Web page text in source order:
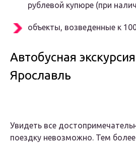
рублевой купюре (при
объекты, возведенные к
Автобусная
Ярославль
Увидеть все
поездку невозможно. Тем